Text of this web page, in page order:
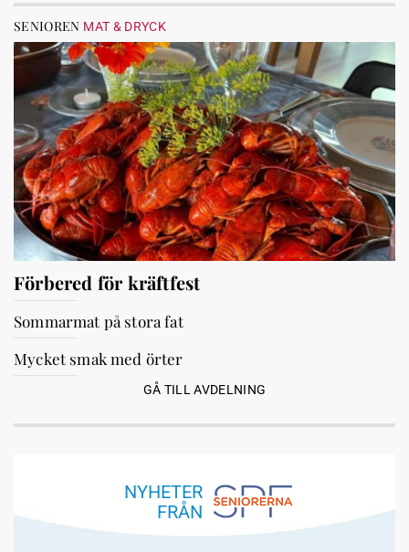
SENIOREN MAT & DRYCK
Förbered för kräftfest
Sommarmat på stora fat
Mycket smak med örter
GÅ TILL AVDELNING
NYHETER
FRÅN